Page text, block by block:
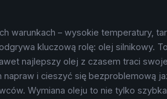
warunkach – wysokie temperatury,
kluczową rolę: olej silnikowy.
najlepszy olej z czasem traci
i cieszyć się bezproblemową
Wymiana oleju to nie tylko